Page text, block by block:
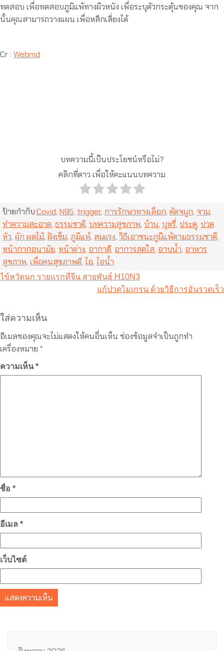
ทดสอบ เพื่อทดสอบภูมิแพ้ทางผิวหนัง เพื่อระบุตัวกระตุ้นของคุณ จาก
นั้นคุณสามารถวางแผน เพื่อหลีกเลี่ยงได้
Cr : Webmd
บทความนี้เป็นประโยชน์หรือไม่?
คลิกที่ดาว เพื่อให้คะแนนบทความ
ป้ายกำกับ:Covid, N95, trigger, การรักษาทางเลือก, คัดจมูก, จาม,
ทำความสะอาด, ธรรมชาติ, บทความสุขภาพ, บ้าน, บุหรี่, ประตู, ปวด
หัว, ผัก ผลไม้, ฝังเข็ม, ภูมิแพ้, ลมแรง, วิธีเอาชนะภูมิแพ้ตามธรรมชาติ,
หน้ากากอนามัย, หน้าต่าง, อากาดี, อาการสดใส, อาบน้ำ, อาหาร
สุขภาพ, เพื่อคนสุขภาพดี, ไอ, ไอน้ำ
แนะแนว
ไข้หวัดนก รายแรกที่จีน สายพันธุ์ H10N3
แก้ปวดไมเกรน ด้วยวิธีการอันรวดเร็ว
ใส่ความเห็น
อีเมลของคุณจะไม่แสดงให้คนอื่นเห็น ช่องข้อมูลจำเป็นถูกทำ
เครื่องหมาย *
ความเห็น*
ชื่อ *
อีเมล *
เว็บไซต์